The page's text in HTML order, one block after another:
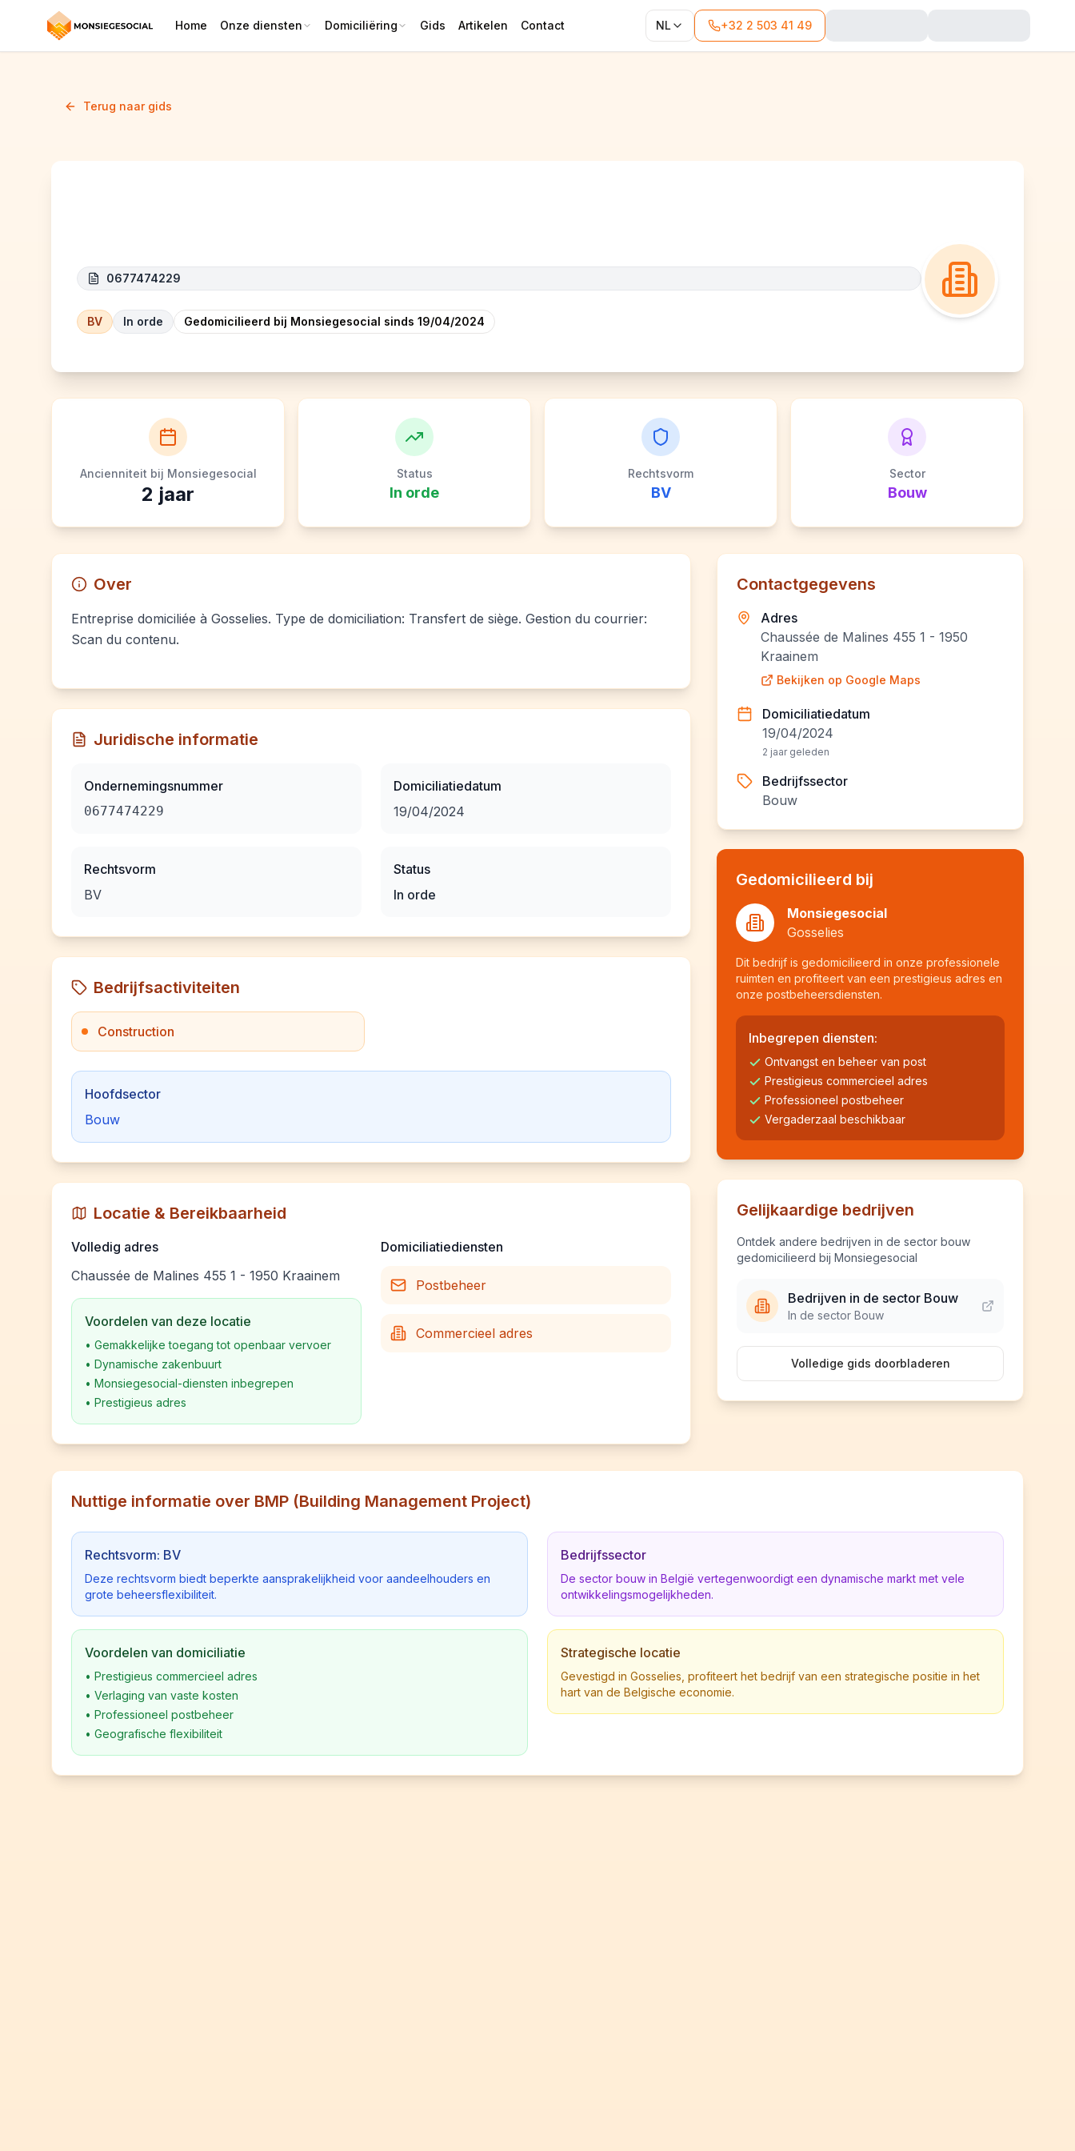
Home Onze diensten Domiciliëring Gids Artikelen Contact NL +32 2 503 41 49
Terug naar gids
0677474229
BV In orde Gedomicilieerd bij Monsiegesocial sinds 19/04/2024
Ancienniteit bij Monsiegesocial
2 jaar
Status
In orde
Rechtsvorm
BV
Sector
Bouw
Over
Entreprise domiciliée à Gosselies. Type de domiciliation: Transfert de siège. Gestion du courrier:
Scan du contenu.
Juridische informatie
Ondernemingsnummer
0677474229
Rechtsvorm
BV
Domiciliatiedatum
19/04/2024
Status
In orde
Bedrijfsactiviteiten
Construction
Hoofdsector
Bouw
Locatie & Bereikbaarheid
Volledig adres
Chaussée de Malines 455 1 - 1950 Kraainem
Voordelen van deze locatie
• Gemakkelijke toegang tot openbaar vervoer
• Dynamische zakenbuurt
• Monsiegesocial-diensten inbegrepen
• Prestigieus adres
Domiciliatiediensten
Postbeheer
Commercieel adres
Contactgegevens
Adres
Chaussée de Malines 455 1 - 1950
Kraainem
Bekijken op Google Maps
Domiciliatiedatum
19/04/2024
2 jaar geleden
Bedrijfssector
Bouw
Gedomicilieerd bij
Monsiegesocial
Gosselies
Dit bedrijf is gedomicilieerd in onze professionele
ruimten en profiteert van een prestigieus adres en
onze postbeheersdiensten.
Inbegrepen diensten:
Ontvangst en beheer van post
Prestigieus commercieel adres
Professioneel postbeheer
Vergaderzaal beschikbaar
Gelijkaardige bedrijven
Ontdek andere bedrijven in de sector bouw
gedomicilieerd bij Monsiegesocial
Bedrijven in de sector Bouw
In de sector Bouw
Volledige gids doorbladeren
Nuttige informatie over BMP (Building Management Project)
Rechtsvorm: BV
Deze rechtsvorm biedt beperkte aansprakelijkheid voor aandeelhouders en
grote beheersflexibiliteit.
Voordelen van domiciliatie
• Prestigieus commercieel adres
• Verlaging van vaste kosten
• Professioneel postbeheer
• Geografische flexibiliteit
Bedrijfssector
De sector bouw in België vertegenwoordigt een dynamische markt met vele
ontwikkelingsmogelijkheden.
Strategische locatie
Gevestigd in Gosselies, profiteert het bedrijf van een strategische positie in het
hart van de Belgische economie.